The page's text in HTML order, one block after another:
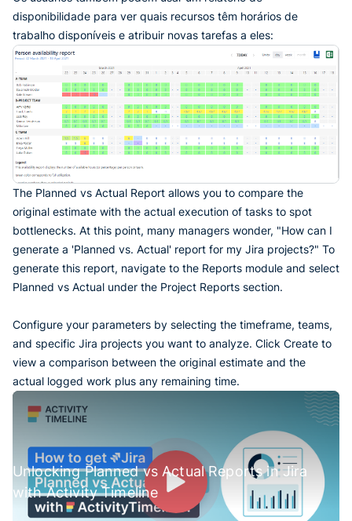
disponibilidade para ver quais recursos têm horários de
trabalho disponíveis e atribuir novas tarefas a eles:
The Planned vs Actual Report allows you to compare the
original estimate with the actual execution of tasks to spot
bottlenecks. At this point, many managers wonder, "How can I
generate a 'Planned vs. Actual' report for my Jira projects?" To
generate this report, navigate to the Reports module and select
Planned vs Actual under the Project Reports section.
Configure your parameters by selecting the timeframe, teams,
and specific Jira projects you want to analyze. Click Create to
view a comparison between the original estimate and the
actual logged work plus any remaining time.
Unlocking Planned vs Actual Reports in Jira
with Activity Timeline